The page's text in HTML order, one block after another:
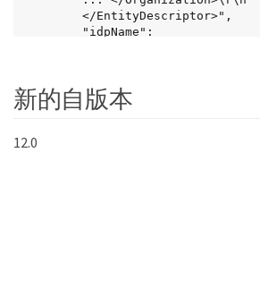
        MIID...SlBHi\n
        -----END CERTIFICATE-----\n",
"https://10.193.100.100/auth/ui/
新的自版本
12.0